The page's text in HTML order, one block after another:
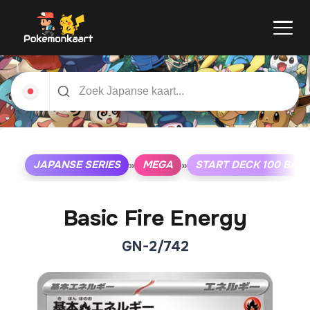
JAPANSE SERIES » MEGA » START DECK 100
Basic Fire Energy
GN-2/742